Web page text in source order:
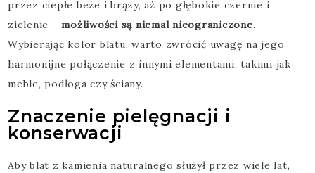
przez ciepłe beże i brązy, aż po głębokie czernie i
zielenie –możliwości są niemal nieograniczone.
Wybierając kolor blatu, warto zwrócić uwagę na jego
harmonijne połączenie z innymi elementami, takimi jak
meble, podłoga czy ściany.
Znaczenie pielęgnacji i
konserwacji
Aby blat z kamienia naturalnego służył przez wiele lat,